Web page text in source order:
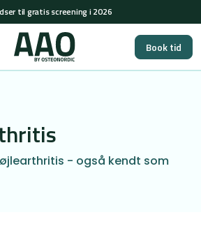
(man-tors: 08-15 & fre: 08-12)
til gratis screening i 2026
(man-tors: 08-15 & fre: 08-12)
til gratis screening i 2026
Book tid
- også kendt som